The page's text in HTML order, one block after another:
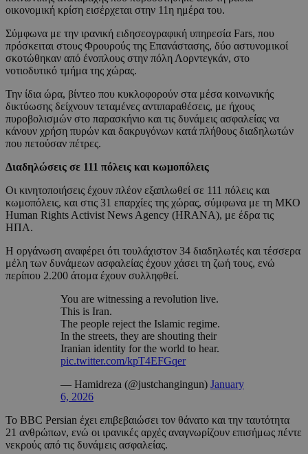
οικονομική κρίση εισέρχεται στην 11η ημέρα του.
Σύμφωνα με την ιρανική ειδησεογραφική υπηρεσία Fars, που
πρόσκειται στους Φρουρούς της Επανάστασης, δύο αστυνομικοί
σκοτώθηκαν από ένοπλους στην πόλη Λορντεγκάν, στο
νοτιοδυτικό τμήμα της χώρας.
Την ίδια ώρα, βίντεο που κυκλοφορούν στα μέσα κοινωνικής
δικτύωσης δείχνουν τεταμένες αντιπαραθέσεις, με ήχους
πυροβολισμών στο παρασκήνιο και τις δυνάμεις ασφαλείας να
κάνουν χρήση πυρών και δακρυγόνων κατά πλήθους διαδηλωτών
που πετούσαν πέτρες.
Διαδηλώσεις σε 111 πόλεις και κωμοπόλεις
Οι κινητοποιήσεις έχουν πλέον εξαπλωθεί σε 111 πόλεις και
κωμοπόλεις, και στις 31 επαρχίες της χώρας, σύμφωνα με τη ΜΚΟ
Human Rights Activist News Agency (HRANA), με έδρα τις
ΗΠΑ.
Η οργάνωση αναφέρει ότι τουλάχιστον 34 διαδηλωτές και τέσσερα
μέλη των δυνάμεων ασφαλείας έχουν χάσει τη ζωή τους, ενώ
περίπου 2.200 άτομα έχουν συλληφθεί.
You are witnessing a revolution live.
This is Iran.
The people reject the Islamic regime.
In the streets, they are shouting their
Iranian identity for the world to hear.
pic.twitter.com/kpT4EFGqer
— Hamidreza (@justchangingun) January
6, 2026
Το BBC Persian έχει επιβεβαιώσει τον θάνατο και την ταυτότητα
21 ανθρώπων, ενώ οι ιρανικές αρχές αναγνωρίζουν επισήμως πέντε
νεκρούς από τις δυνάμεις ασφαλείας.